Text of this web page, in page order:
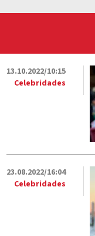
13.10.2022/10:15
Celebridades
23.08.2022/16:04
Celebridades